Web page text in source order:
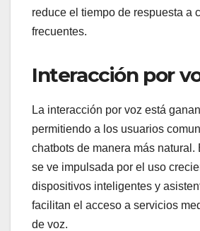
reduce el tiempo de respuesta a
frecuentes.
Interacción por
La interacción por voz está
permitiendo a los usuarios
chatbots de manera más natural.
se ve impulsada por el uso
dispositivos inteligentes y
facilitan el acceso a servicios
de voz.